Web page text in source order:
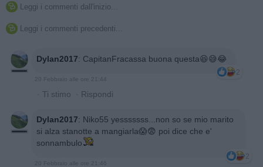
 Leggi i commenti dall'inizio...
 Leggi i commenti precedenti...
Dylan2017: CapitanFracassa buona questa😆😅😂
2
20 Febbraio alle ore 21:44
· Ti stimo · Rispondi
Dylan2017: Niko55 yesssssss...non so se mio marito
si alza stanotte a mangiarla😱😨 poi dice che e'
sonnambulo
2
20 Febbraio alle ore 21:46